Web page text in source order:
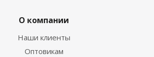
О компании
Наши клиенты
Оптовикам